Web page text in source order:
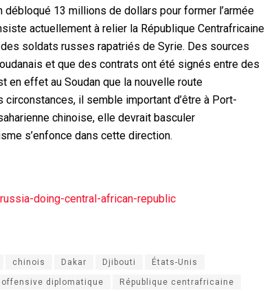
13 millions de dollars pour former l’armée
actuellement à relier la République Centrafricaine
soldats russes rapatriés de Syrie. Des sources
et que des contrats ont été signés entre des
en effet au Soudan que la nouvelle route
circonstances, il semble important d’être à Port-
chinoise, elle devrait basculer
s’enfonce dans cette direction.
doing-central-african-republic
chinois Dakar Djibouti États-Unis
offensive diplomatique République centrafricaine